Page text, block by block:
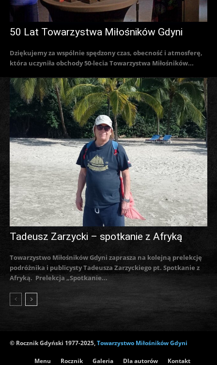
50 Lat Towarzystwa Miłośników Gdyni
Dziękujemy za wspólnie spędzony czas, obecność i atmosferę,
która uczyniła obchody 50-lecia Towarzystwa Miłośników...
Tadeusz Zarzycki – spotkanie z Afryką
Towarzystwo Miłośników Gdyni zaprasza na kolejną prelekcję
podróżnika i publicysty Tadeusza Zarzyckiego pt. Spotkanie z
Afryką. Prelekcja „Spotkanie...
© Rocznik Gdyński 1977-2025,Towarzystwo Miłośników Gdyni
Menu Rocznik Galeria Dla autorów Kontakt